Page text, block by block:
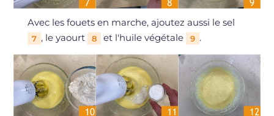
Avec les fouets en marche, ajoutez aussi le sel
7 , le yaourt 8 et l'huile végétale 9 .